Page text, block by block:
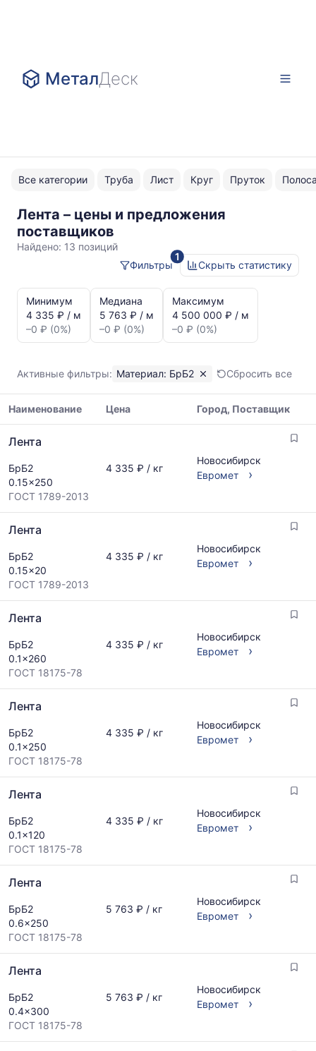
МеталДеск
Все категории Труба Лист Круг Пруток
Лента – цены и предложения
поставщиков
Найдено: 13 позиций
1
Фильтры
Скрыть статистику
динамика
цен:
Лента
Показаны
минимальная,
медианная
и
максимальная
цена
данным
прайс-
листов
последний
месяц.
Статистика
рассчитывается
предложениям
обновляется
по
мере
обновления
прайс-
Минимум
4 335 ₽ / м
–0 ₽ (0%)
Медиана
5 763 ₽ / м
–0 ₽ (0%)
Максимум
4 500 000 ₽ / м
–0 ₽ (0%)
Активные фильтры: Материал: БрБ2 Сбросить все
цен
металлопрокат
указанием
ГОСТ,
размеров
поставщиков
по
запросу
Наименование Цена Город, Поставщик
Лента
БрБ2
0.15x250
ГОСТ 1789-2013
4 335 ₽ / кг
Новосибирск
Евромет
›
Лента
БрБ2
0.15x20
ГОСТ 1789-2013
4 335 ₽ / кг
Новосибирск
Евромет
›
Лента
БрБ2
0.1x260
ГОСТ 18175-78
4 335 ₽ / кг
Новосибирск
Евромет
›
Лента
БрБ2
0.1x250
ГОСТ 18175-78
4 335 ₽ / кг
Новосибирск
Евромет
›
Лента
БрБ2
0.1x120
ГОСТ 18175-78
4 335 ₽ / кг
Новосибирск
Евромет
›
Лента
БрБ2
0.6x250
ГОСТ 18175-78
5 763 ₽ / кг
Новосибирск
Евромет
›
Лента
БрБ2
0.4x300
ГОСТ 18175-78
5 763 ₽ / кг
Новосибирск
Евромет
›